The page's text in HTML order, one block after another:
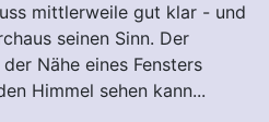
mittlerweile gut klar - und
seinen Sinn. Der
Nähe eines Fensters
Himmel sehen kann...